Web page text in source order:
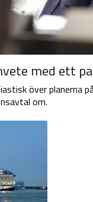
med ett
över planerna
om.